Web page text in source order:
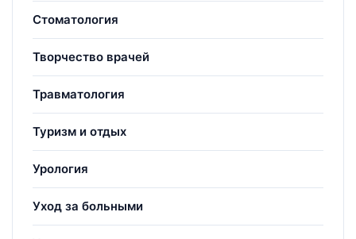
Стоматология
Творчество врачей
Травматология
Туризм и отдых
Урология
Уход за больными